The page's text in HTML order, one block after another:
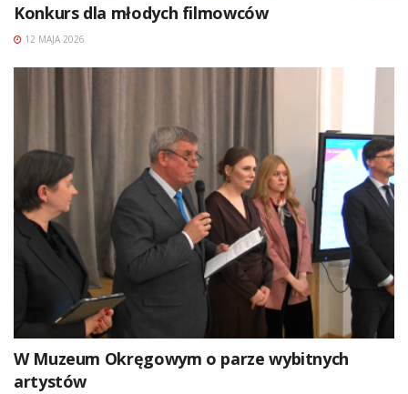
Konkurs dla młodych filmowców
12 MAJA 2026
W Muzeum Okręgowym o parze wybitnych
artystów